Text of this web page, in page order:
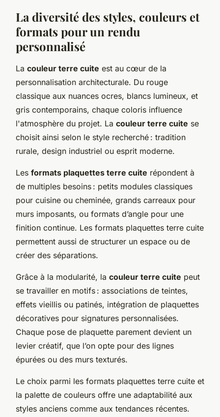
La diversité des styles, couleurs et
formats pour un rendu
personnalisé
La couleur terre cuite est au cœur de la
personnalisation architecturale. Du rouge
classique aux nuances ocres, blancs lumineux, et
gris contemporains, chaque coloris influence
l'atmosphère du projet. La couleur terre cuite se
choisit ainsi selon le style recherché : tradition
rurale, design industriel ou esprit moderne.
Les formats plaquettes terre cuite répondent à
de multiples besoins : petits modules classiques
pour cuisine ou cheminée, grands carreaux pour
murs imposants, ou formats d’angle pour une
finition continue. Les formats plaquettes terre cuite
permettent aussi de structurer un espace ou de
créer des séparations.
Grâce à la modularité, la couleur terre cuite peut
se travailler en motifs : associations de teintes,
effets vieillis ou patinés, intégration de plaquettes
décoratives pour signatures personnalisées.
Chaque pose de plaquette parement devient un
levier créatif, que l’on opte pour des lignes
épurées ou des murs texturés.
Le choix parmi les formats plaquettes terre cuite et
la palette de couleurs offre une adaptabilité aux
styles anciens comme aux tendances récentes.